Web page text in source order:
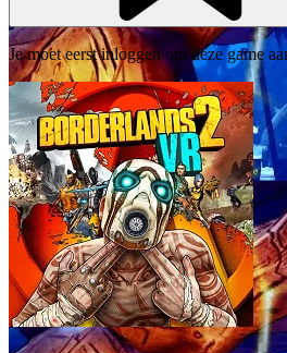
Je moet eerst inloggen om deze game